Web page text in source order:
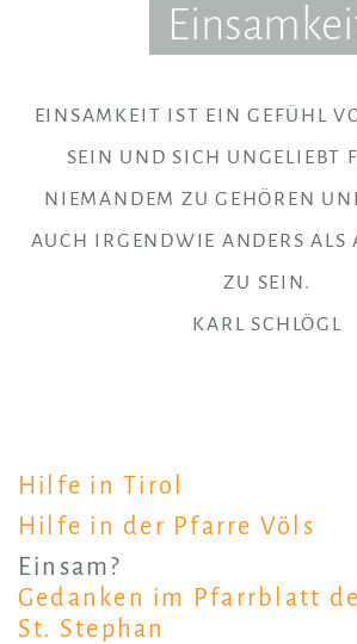
EINSAMKEIT IST EIN GEFÜHL
SEIN UND SICH UNGELIEBT
NIEMANDEM ZU GEHÖREN
AUCH IRGENDWIE ANDERS ALS
ZU SEIN.
KARL SCHLÖGL
Hilfe in Tirol
Hilfe in der Pfarre Völs
Einsam?
Gedanken im Pfarrblatt
St. Stephan